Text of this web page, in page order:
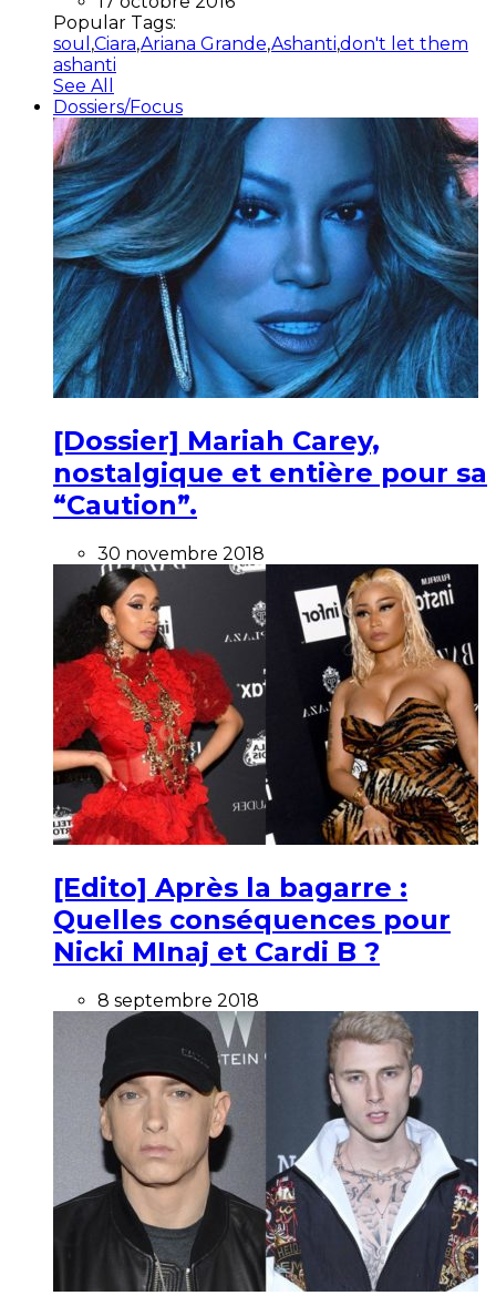
Popular Tags:
soul ,Ciara,Ariana Grande,Ashanti,don't let them
ashanti
See All
Dossiers/Focus
[Dossier] Mariah Carey,
nostalgique et entière pour sa
“Caution”.
30 novembre 2018
[Edito] Après la bagarre :
Quelles conséquences pour
Nicki MInaj et Cardi B ?
8 septembre 2018